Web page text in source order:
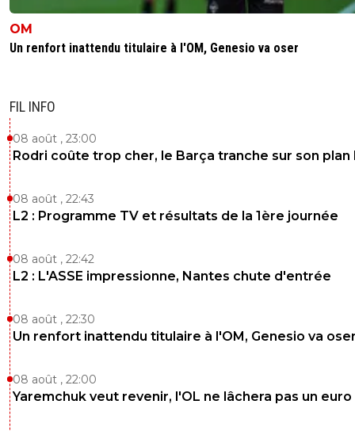
OM
Un renfort inattendu titulaire à l'OM, Genesio va oser
FIL INFO
08 août , 23:00
Rodri coûte trop cher, le Barça tranche sur son plan
08 août , 22:43
L2 : Programme TV et résultats de la 1ère journée
08 août , 22:42
L2 : L'ASSE impressionne, Nantes chute d'entrée
08 août , 22:30
Un renfort inattendu titulaire à l'OM, Genesio va
08 août , 22:00
Yaremchuk veut revenir, l'OL ne lâchera pas un euro